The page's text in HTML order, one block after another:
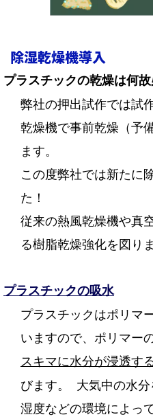
除湿乾燥機導入
プラスチックの乾燥は何
弊社の押出試作では試
乾燥機で事前乾燥（予
ます。
この度弊社では新たに
た！
従来の熱風乾燥機や真
る樹脂乾燥強化を図り
プラスチックの吸水
プラスチックはポリマ
いますので、ポリマー
スキマに水分が浸透す
びます。
大気中の水
湿度などの環境によっ